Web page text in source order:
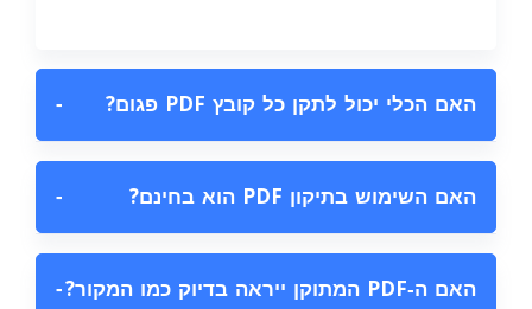
האם הכלי יכול לתקן כל קובץ PDF פגום? −
האם השימוש בתיקון PDF הוא בחינם? −
האם ה‑PDF המתוקן ייראה בדיוק כמו המקור? −